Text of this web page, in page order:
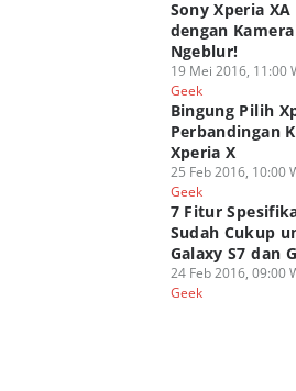
Sony Xperia
dengan
Ngeblur!
19 Mei 2016, 11:00
Geek
Bingung Pilih
Perbandingan
Xperia X
25 Feb 2016, 10:00
Geek
7 Fitur
Sudah Cukup
Galaxy S7 dan
24 Feb 2016, 09:00
Geek